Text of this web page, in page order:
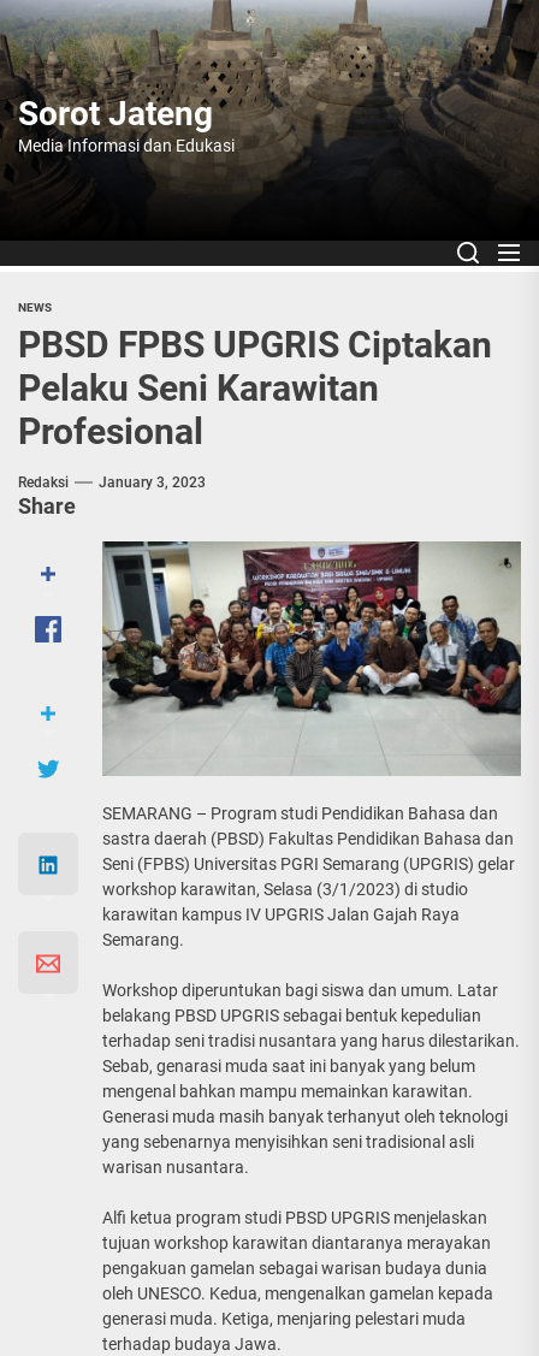
Skip
to
the
content
Sorot Jateng
Media Informasi dan Edukasi
NEWS
PBSD FPBS UPGRIS Ciptakan
Pelaku Seni Karawitan
Profesional
Redaksi January 3, 2023
Share
SEMARANG – Program studi Pendidikan Bahasa dan
sastra daerah (PBSD) Fakultas Pendidikan Bahasa dan
Seni (FPBS) Universitas PGRI Semarang (UPGRIS) gelar
workshop karawitan, Selasa (3/1/2023) di studio
karawitan kampus IV UPGRIS Jalan Gajah Raya
Semarang.
Workshop diperuntukan bagi siswa dan umum. Latar
belakang PBSD UPGRIS sebagai bentuk kepedulian
terhadap seni tradisi nusantara yang harus dilestarikan.
Sebab, genarasi muda saat ini banyak yang belum
mengenal bahkan mampu memainkan karawitan.
Generasi muda masih banyak terhanyut oleh teknologi
yang sebenarnya menyisihkan seni tradisional asli
warisan nusantara.
Alfi ketua program studi PBSD UPGRIS menjelaskan
tujuan workshop karawitan diantaranya merayakan
pengakuan gamelan sebagai warisan budaya dunia
oleh UNESCO. Kedua, mengenalkan gamelan kepada
generasi muda. Ketiga, menjaring pelestari muda
terhadap budaya Jawa.